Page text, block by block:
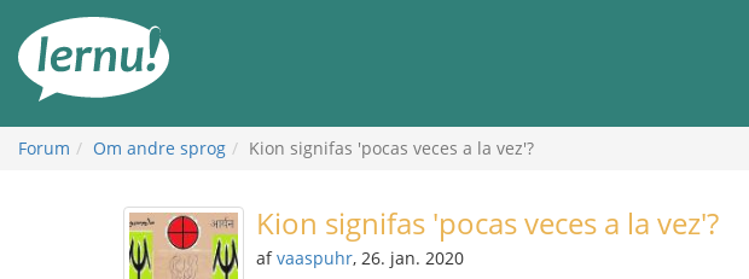
indholdet
Forum Om andre sprog Kion signifas 'pocas veces a la vez'?
Kion signifas 'pocas veces a la vez'?
afvaaspuhr, 26. jan. 2020